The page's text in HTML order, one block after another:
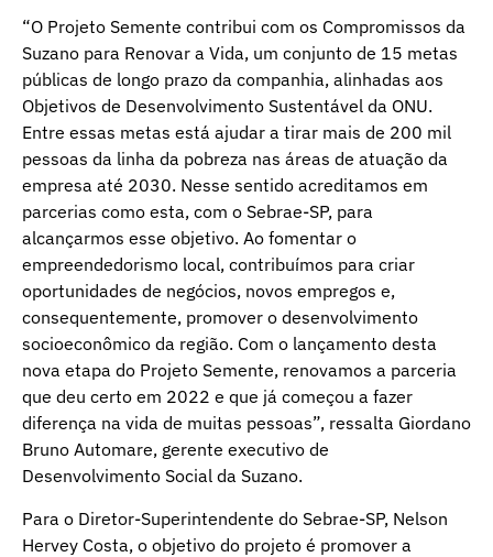
“O Projeto Semente contribui com os Compromissos da
Suzano para Renovar a Vida, um conjunto de 15 metas
públicas de longo prazo da companhia, alinhadas aos
Objetivos de Desenvolvimento Sustentável da ONU.
Entre essas metas está ajudar a tirar mais de 200 mil
pessoas da linha da pobreza nas áreas de atuação da
empresa até 2030. Nesse sentido acreditamos em
parcerias como esta, com o Sebrae-SP, para
alcançarmos esse objetivo. Ao fomentar o
empreendedorismo local, contribuímos para criar
oportunidades de negócios, novos empregos e,
consequentemente, promover o desenvolvimento
socioeconômico da região. Com o lançamento desta
nova etapa do Projeto Semente, renovamos a parceria
que deu certo em 2022 e que já começou a fazer
diferença na vida de muitas pessoas”, ressalta Giordano
Bruno Automare, gerente executivo de
Desenvolvimento Social da Suzano.
Para o Diretor-Superintendente do Sebrae-SP, Nelson
Hervey Costa, o objetivo do projeto é promover a